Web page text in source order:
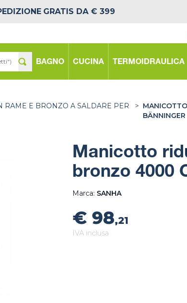
GRATIS DA € 399
BAGNO CUCINA TERMOIDRAULICA
RAME E BRONZO A SALDARE PER
>
BÄNNINGER
Manicotto
bronzo 4000
Marca: SANHA
€ 98,21
IVA inclusa